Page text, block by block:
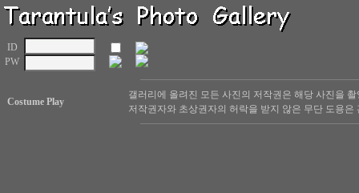
ID
PW
Costume Play
갤러리에 올려진 모든 사진의 저작권은 해당 사진을
저작권자와 초상권자의 허락을 받지 않은 무단 도용은